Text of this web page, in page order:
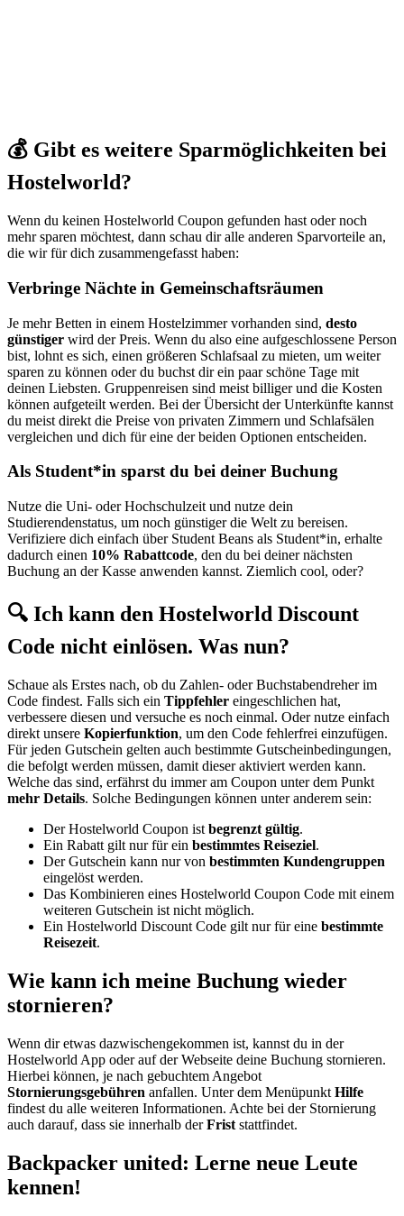
💰 Gibt es weitere Sparmöglichkeiten bei
Hostelworld?
Wenn du keinen Hostelworld Coupon gefunden hast oder noch
mehr sparen möchtest, dann schau dir alle anderen Sparvorteile an,
die wir für dich zusammengefasst haben:
Verbringe Nächte in Gemeinschaftsräumen
Je mehr Betten in einem Hostelzimmer vorhanden sind, desto
günstiger wird der Preis. Wenn du also eine aufgeschlossene Person
bist, lohnt es sich, einen größeren Schlafsaal zu mieten, um weiter
sparen zu können oder du buchst dir ein paar schöne Tage mit
deinen Liebsten. Gruppenreisen sind meist billiger und die Kosten
können aufgeteilt werden. Bei der Übersicht der Unterkünfte kannst
du meist direkt die Preise von privaten Zimmern und Schlafsälen
vergleichen und dich für eine der beiden Optionen entscheiden.
Als Student*in sparst du bei deiner Buchung
Nutze die Uni- oder Hochschulzeit und nutze dein
Studierendenstatus, um noch günstiger die Welt zu bereisen.
Verifiziere dich einfach über Student Beans als Student*in, erhalte
dadurch einen 10% Rabattcode, den du bei deiner nächsten
Buchung an der Kasse anwenden kannst. Ziemlich cool, oder?
🔍 Ich kann den Hostelworld Discount
Code nicht einlösen. Was nun?
Schaue als Erstes nach, ob du Zahlen- oder Buchstabendreher im
Code findest. Falls sich ein Tippfehler eingeschlichen hat,
verbessere diesen und versuche es noch einmal. Oder nutze einfach
direkt unsere Kopierfunktion, um den Code fehlerfrei einzufügen.
Für jeden Gutschein gelten auch bestimmte Gutscheinbedingungen,
die befolgt werden müssen, damit dieser aktiviert werden kann.
Welche das sind, erfährst du immer am Coupon unter dem Punkt
mehr Details. Solche Bedingungen können unter anderem sein:
Der Hostelworld Coupon ist begrenzt gültig.
Ein Rabatt gilt nur für ein bestimmtes Reiseziel.
Der Gutschein kann nur von bestimmten Kundengruppen
eingelöst werden.
Das Kombinieren eines Hostelworld Coupon Code mit einem
weiteren Gutschein ist nicht möglich.
Ein Hostelworld Discount Code gilt nur für eine bestimmte
Reisezeit.
Wie kann ich meine Buchung wieder
stornieren?
Wenn dir etwas dazwischengekommen ist, kannst du in der
Hostelworld App oder auf der Webseite deine Buchung stornieren.
Hierbei können, je nach gebuchtem Angebot
Stornierungsgebühren anfallen. Unter dem Menüpunkt Hilfe
findest du alle weiteren Informationen. Achte bei der Stornierung
auch darauf, dass sie innerhalb derFrist stattfindet.
Backpacker united: Lerne neue Leute
kennen!